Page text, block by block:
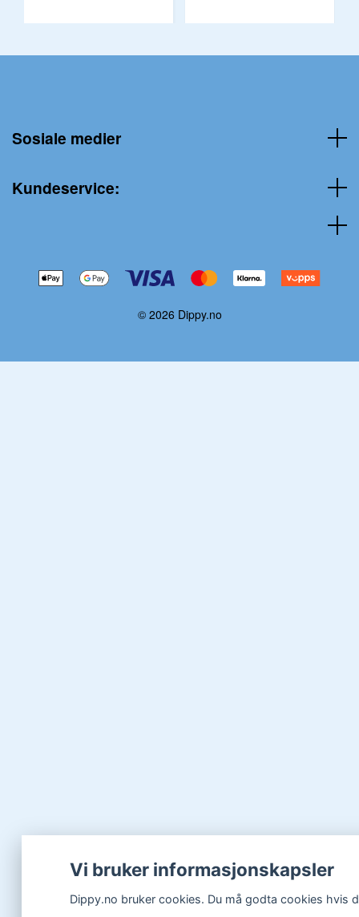
Sosiale medier
Kundeservice:
© 2026 Dippy.no
Vi bruker informasjonskapsler
Dippy.no bruker cookies. Du må godta cookies hvis